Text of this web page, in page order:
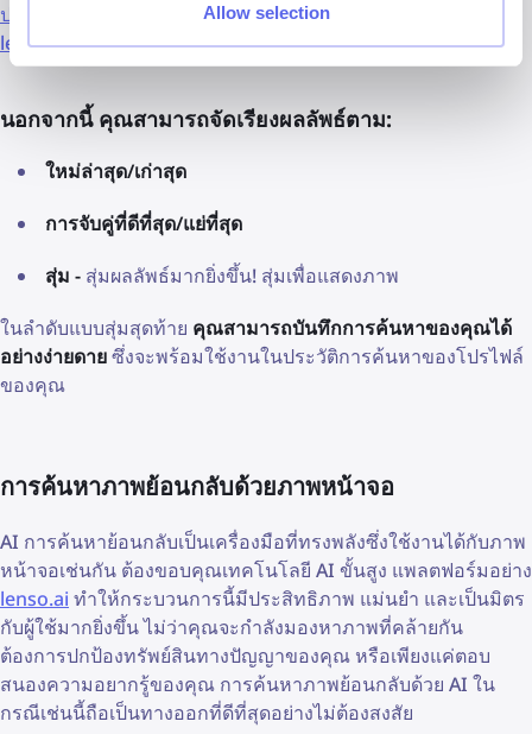
Allow selection
ปรับปรุงการค้นหาภาพย้อนกลับของคุณด้วยคำหลักข้อความบน
lenso.ai
นอกจากนี้ คุณสามารถจัดเรียงผลลัพธ์ตาม:
ใหม่ล่าสุด/เก่าสุด
การจับคู่ที่ดีที่สุด/แย่ที่สุด
สุ่ม - สุ่มผลลัพธ์มากยิ่งขึ้น! สุ่มเพื่อแสดงภาพ
ในลำดับแบบสุ่มสุดท้าย คุณสามารถบันทึกการค้นหาของคุณได้
อย่างง่ายดายซึ่งจะพร้อมใช้งานในประวัติการค้นหาของโปรไฟล์
ของคุณ
การค้นหาภาพย้อนกลับด้วยภาพหน้าจอ
AI การค้นหาย้อนกลับเป็นเครื่องมือที่ทรงพลังซึ่งใช้งานได้กับภาพ
หน้าจอเช่นกัน ต้องขอบคุณเทคโนโลยี AI ขั้นสูง แพลตฟอร์มอย่าง
lenso.ai ทำให้กระบวนการนี้มีประสิทธิภาพ แม่นยำ และเป็นมิตร
กับผู้ใช้มากยิ่งขึ้น ไม่ว่าคุณจะกำลังมองหาภาพที่คล้ายกัน
ต้องการปกป้องทรัพย์สินทางปัญญาของคุณ หรือเพียงแค่ตอบ
สนองความอยากรู้ของคุณ การค้นหาภาพย้อนกลับด้วย AI ใน
กรณีเช่นนี้ถือเป็นทางออกที่ดีที่สุดอย่างไม่ต้องสงสัย